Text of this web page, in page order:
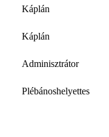
Káplán
Káplán
Adminisztrátor
Plébánoshelyettes